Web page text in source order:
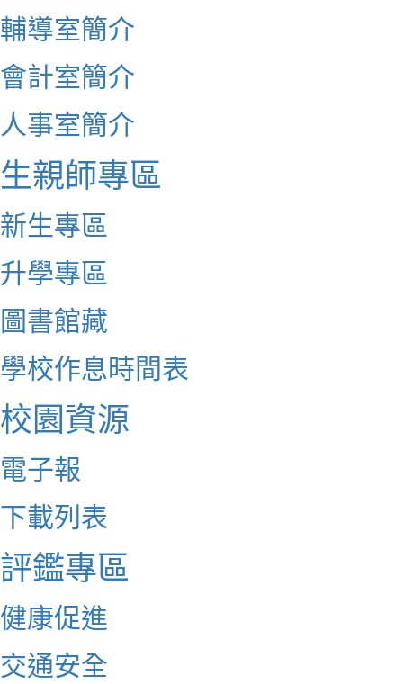
輔導室簡介
會計室簡介
人事室簡介
生親師專區
新生專區
升學專區
圖書館藏
學校作息時間表
校園資源
電子報
下載列表
評鑑專區
健康促進
交通安全